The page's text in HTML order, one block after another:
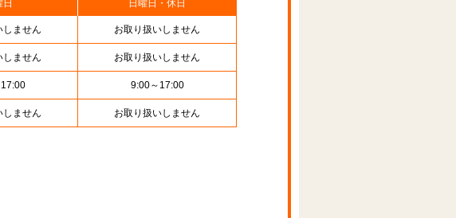
日曜日・休日
しません お取り扱いしません
しません お取り扱いしません
9:00～17:00
しません お取り扱いしません